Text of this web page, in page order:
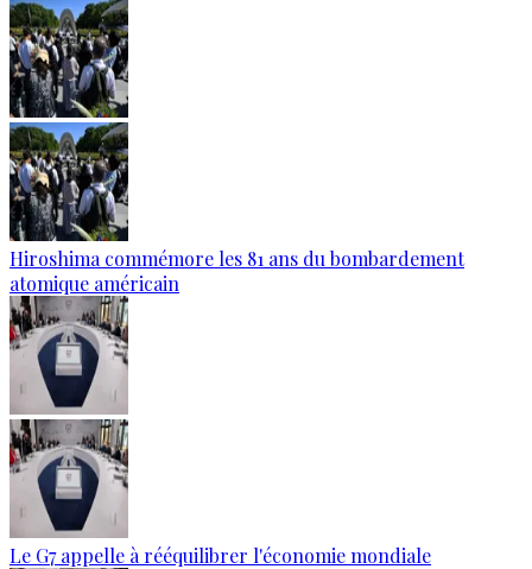
Hiroshima commémore les 81 ans du bombardement
atomique américain
Le G7 appelle à rééquilibrer l'économie mondiale